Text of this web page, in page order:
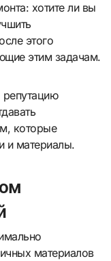
хотите ли вы
этого
этим задачам.
репутацию
которые
и материалы.
материалов